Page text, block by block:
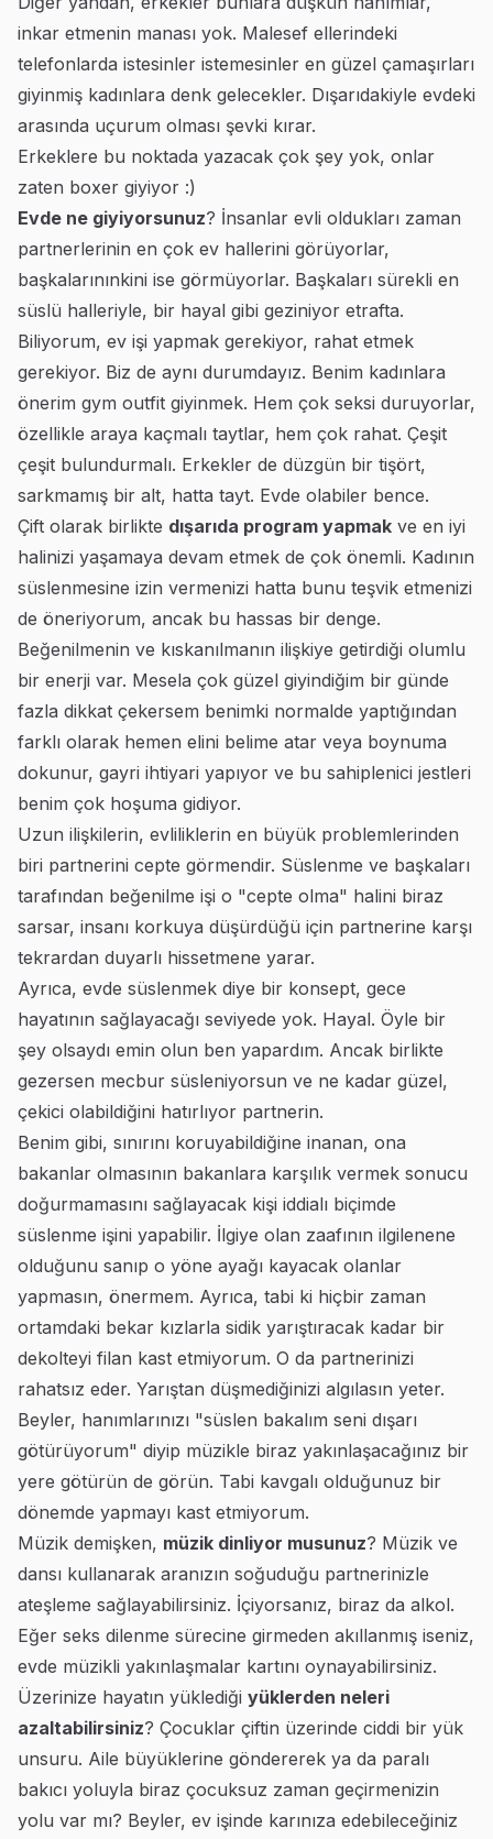
inkar etmenin manası yok. Malesef ellerindeki
telefonlarda istesinler istemesinler en güzel çamaşırları
giyinmiş kadınlara denk gelecekler. Dışarıdakiyle evdeki
arasında uçurum olması şevki kırar.
Erkeklere bu noktada yazacak çok şey yok, onlar
zaten boxer giyiyor :)
Evde ne giyiyorsunuz? İnsanlar evli oldukları zaman
partnerlerinin en çok ev hallerini görüyorlar,
başkalarınınkini ise görmüyorlar. Başkaları sürekli en
süslü halleriyle, bir hayal gibi geziniyor etrafta.
Biliyorum, ev işi yapmak gerekiyor, rahat etmek
gerekiyor. Biz de aynı durumdayız. Benim kadınlara
önerim gym outfit giyinmek. Hem çok seksi duruyorlar,
özellikle araya kaçmalı taytlar, hem çok rahat. Çeşit
çeşit bulundurmalı. Erkekler de düzgün bir tişört,
sarkmamış bir alt, hatta tayt. Evde olabiler bence.
Çift olarak birlikte dışarıda program yapmak ve en iyi
halinizi yaşamaya devam etmek de çok önemli. Kadının
süslenmesine izin vermenizi hatta bunu teşvik etmenizi
de öneriyorum, ancak bu hassas bir denge.
Beğenilmenin ve kıskanılmanın ilişkiye getirdiği olumlu
bir enerji var. Mesela çok güzel giyindiğim bir günde
fazla dikkat çekersem benimki normalde yaptığından
farklı olarak hemen elini belime atar veya boynuma
dokunur, gayri ihtiyari yapıyor ve bu sahiplenici jestleri
benim çok hoşuma gidiyor.
Uzun ilişkilerin, evliliklerin en büyük problemlerinden
biri partnerini cepte görmendir. Süslenme ve başkaları
tarafından beğenilme işi o "cepte olma" halini biraz
sarsar, insanı korkuya düşürdüğü için partnerine karşı
tekrardan duyarlı hissetmene yarar.
Ayrıca, evde süslenmek diye bir konsept, gece
hayatının sağlayacağı seviyede yok. Hayal. Öyle bir
şey olsaydı emin olun ben yapardım. Ancak birlikte
gezersen mecbur süsleniyorsun ve ne kadar güzel,
çekici olabildiğini hatırlıyor partnerin.
Benim gibi, sınırını koruyabildiğine inanan, ona
bakanlar olmasının bakanlara karşılık vermek sonucu
doğurmamasını sağlayacak kişi iddialı biçimde
süslenme işini yapabilir. İlgiye olan zaafının ilgilenene
olduğunu sanıp o yöne ayağı kayacak olanlar
yapmasın, önermem. Ayrıca, tabi ki hiçbir zaman
ortamdaki bekar kızlarla sidik yarıştıracak kadar bir
dekolteyi filan kast etmiyorum. O da partnerinizi
rahatsız eder. Yarıştan düşmediğinizi algılasın yeter.
Beyler, hanımlarınızı "süslen bakalım seni dışarı
götürüyorum" diyip müzikle biraz yakınlaşacağınız bir
yere götürün de görün. Tabi kavgalı olduğunuz bir
dönemde yapmayı kast etmiyorum.
Müzik demişken, müzik dinliyor musunuz? Müzik ve
dansı kullanarak aranızın soğuduğu partnerinizle
ateşleme sağlayabilirsiniz. İçiyorsanız, biraz da alkol.
Eğer seks dilenme sürecine girmeden akıllanmış iseniz,
evde müzikli yakınlaşmalar kartını oynayabilirsiniz.
Üzerinize hayatın yüklediği yüklerden neleri
azaltabilirsiniz? Çocuklar çiftin üzerinde ciddi bir yük
unsuru. Aile büyüklerine göndererek ya da paralı
bakıcı yoluyla biraz çocuksuz zaman geçirmenizin
yolu var mı? Beyler, ev işinde karınıza edebileceğiniz